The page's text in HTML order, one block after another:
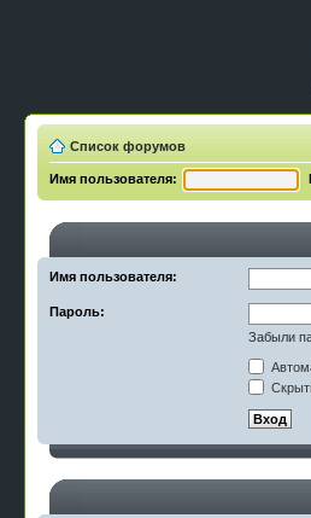
Список форумов
Имя пользователя:
Имя пользователя:
Пароль:
Забыли